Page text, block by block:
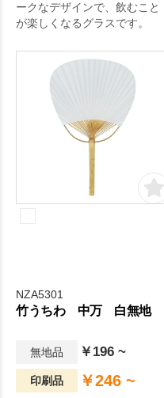
ークなデザインで、飲むこと
が楽しくなるグラスです。
NZA5301
竹うちわ 中万 白無地
無地品 ￥196 ~
印刷品 ￥246 ~